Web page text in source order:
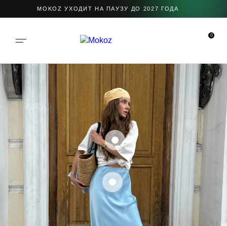
MOKOZ УХОДИТ НА ПАУЗУ ДО 2027 ГОДА
0